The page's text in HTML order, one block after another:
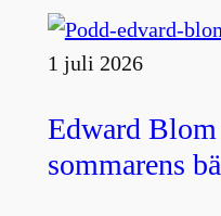
1 juli 2026
Edward
sommarens